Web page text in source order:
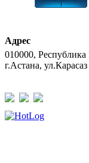
Адрес
010000, Республика
г.Астана, ул.Карасаз